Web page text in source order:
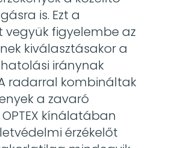
is. Ezt a
figyelembe az
kiválasztásakor a
iránynak
radarral kombináltak
a zavaró
kínálatában
érzékelőt